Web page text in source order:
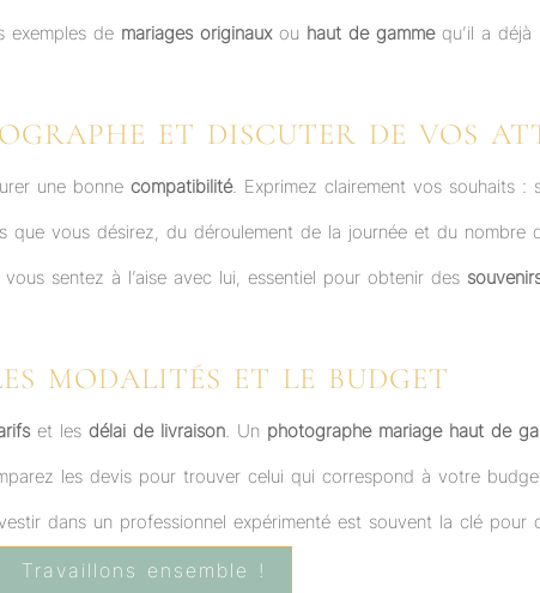
exemples de mariages originauxou haut de gammequ’il a déjà
ET DISCUTER DE VOS
une bonne compatibilité. Exprimez clairement vos souhaits :
vous désirez, du déroulement de la journée et du nombre
sentez à l’aise avec lui, essentiel pour obtenir des
MODALITÉS ET LE BUDGET
et les délai de livraison. Un photographe mariage haut de
les devis pour trouver celui qui correspond à votre
dans un professionnel expérimenté est souvent la clé pour
Travaillons ensemble !